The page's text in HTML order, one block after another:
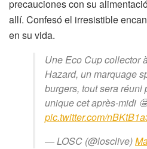
precauciones con su
allí. Confesó el irresistible
en su vida.
Une Eco Cup collector
Hazard, un marquage
burgers, tout sera réuni
unique cet après-midi
pic.twitter.com/
— LOSC (@losclive)